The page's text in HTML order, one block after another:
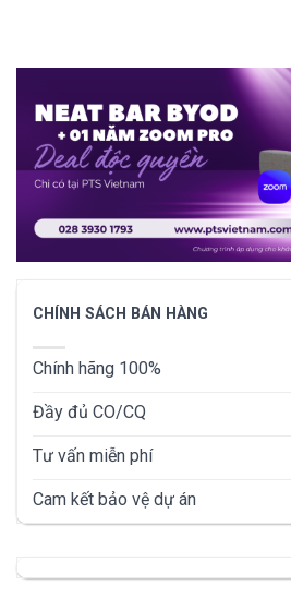
CHÍNH SÁCH BÁN HÀNG
Chính hãng 100%
Đầy đủ CO/CQ
Tư vấn miễn phí
Cam kết bảo vệ dự án